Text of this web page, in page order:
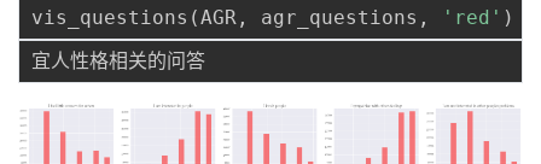
vis_questions (AGR , agr_questions , 'red' )